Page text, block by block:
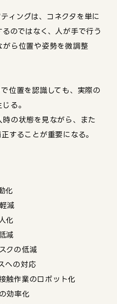
ィングは、コネクタを単に
のではなく、人が手で行う
がら位置や姿勢を微調整
位置を認識しても、実際の
る。
の状態を見ながら、また
することが重要になる。
化
減
化
減
クの低減
への対応
触作業のロボット化
効率化